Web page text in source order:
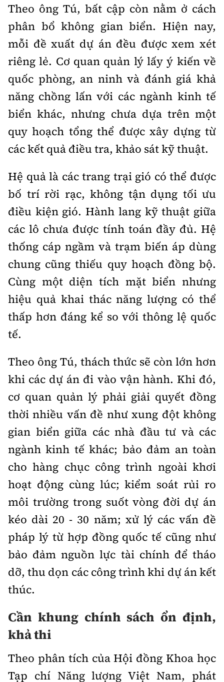
Theo ông Tú, bất cập còn nằm ở cách
phân bổ không gian biển. Hiện nay,
mỗi đề xuất dự án đều được xem xét
riêng lẻ. Cơ quan quản lý lấy ý kiến về
quốc phòng, an ninh và đánh giá khả
năng chồng lấn với các ngành kinh tế
biển khác, nhưng chưa dựa trên một
quy hoạch tổng thể được xây dựng từ
các kết quả điều tra, khảo sát kỹ thuật.
Hệ quả là các trang trại gió có thể được
bố trí rời rạc, không tận dụng tối ưu
điều kiện gió. Hành lang kỹ thuật giữa
các lô chưa được tính toán đầy đủ. Hệ
thống cáp ngầm và trạm biến áp dùng
chung cũng thiếu quy hoạch đồng bộ.
Cùng một diện tích mặt biển nhưng
hiệu quả khai thác năng lượng có thể
thấp hơn đáng kể so với thông lệ quốc
tế.
Theo ông Tú, thách thức sẽ còn lớn hơn
khi các dự án đi vào vận hành. Khi đó,
cơ quan quản lý phải giải quyết đồng
thời nhiều vấn đề như xung đột không
gian biển giữa các nhà đầu tư và các
ngành kinh tế khác; bảo đảm an toàn
cho hàng chục công trình ngoài khơi
hoạt động cùng lúc; kiểm soát rủi ro
môi trường trong suốt vòng đời dự án
kéo dài 20 - 30 năm; xử lý các vấn đề
pháp lý từ hợp đồng quốc tế cũng như
bảo đảm nguồn lực tài chính để tháo
dỡ, thu dọn các công trình khi dự án kết
thúc.
Cần khung chính sách ổn định,
khả thi
Theo phân tích của Hội đồng Khoa học
Tạp chí Năng lượng Việt Nam, phát